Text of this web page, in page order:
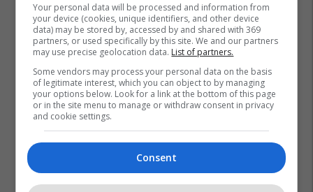
Your personal data will be processed and information from
your device (cookies, unique identifiers, and other device
data) may be stored by, accessed by and shared with 369
partners, or used specifically by this site. We and our partners
may use precise geolocation data. List of partners.
Some vendors may process your personal data on the basis
of legitimate interest, which you can object to by managing
your options below. Look for a link at the bottom of this page
or in the site menu to manage or withdraw consent in privacy
and cookie settings.
Consent